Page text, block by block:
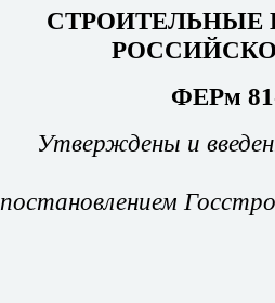
СТРОИТЕЛЬНЫЕ
ФЕРм
Утверждены и
постановлением